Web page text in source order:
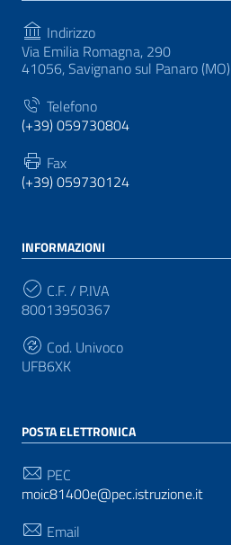
Indirizzo
Via Emilia Romagna, 290
41056, Savignano sul Panaro (MO)
Telefono
(+39) 059730804
Fax
(+39) 059730124
INFORMAZIONI
C.F. / P.IVA
80013950367
Cod. Univoco
UFB6XK
POSTA ELETTRONICA
PEC
moic81400e@pec.istruzione.it
Email